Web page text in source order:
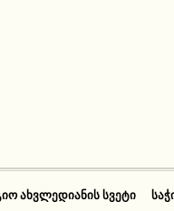
ᲐᲮᲕᲚᲔᲓᲘᲐᲜᲘᲡ ᲡᲕᲔᲢᲘ